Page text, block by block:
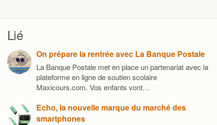
Lié
On prépare la rentrée avec La Banque Postale
La Banque Postale met en place un partenariat avec la
plateforme en ligne de soutien scolaire
Maxicours.com. Vos enfants vont…
Echo, la nouvelle marque du marché des
smartphones